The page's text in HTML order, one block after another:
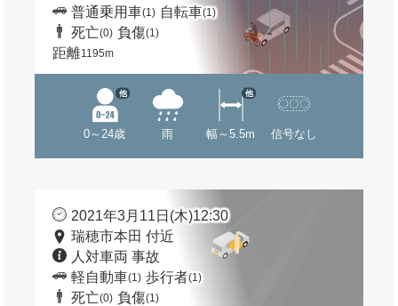
普通乗用車(1) 自転車(1)
死亡(0) 負傷(1)
距離1195m
0～24歳
他
雨 幅～5.5m
他
信号なし
2021年3月11日(木)12:30
瑞穂市本田 付近
人対車両 事故
軽自動車(1) 歩行者(1)
死亡(0) 負傷(1)